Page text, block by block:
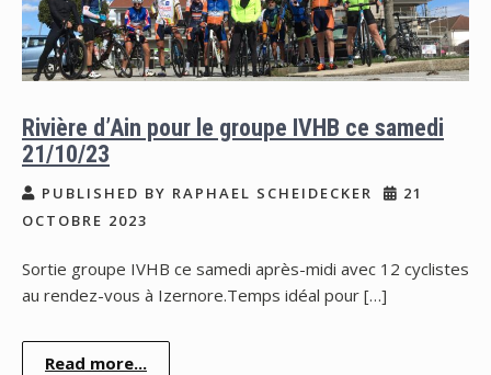
Rivière d’Ain pour le groupe IVHB ce samedi
21/10/23
PUBLISHED BY RAPHAEL SCHEIDECKER
21
OCTOBRE 2023
Sortie groupe IVHB ce samedi après-midi avec 12 cyclistes
au rendez-vous à Izernore.Temps idéal pour […]
Read more...